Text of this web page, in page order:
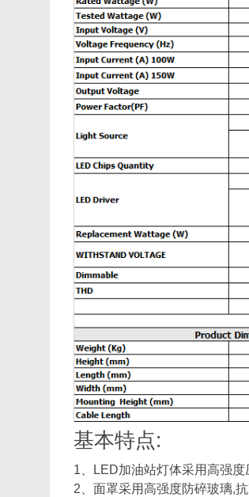
基本特点:
1、LED加油站灯体采用高强度
2、面罩采用高强度防碎玻璃,抗